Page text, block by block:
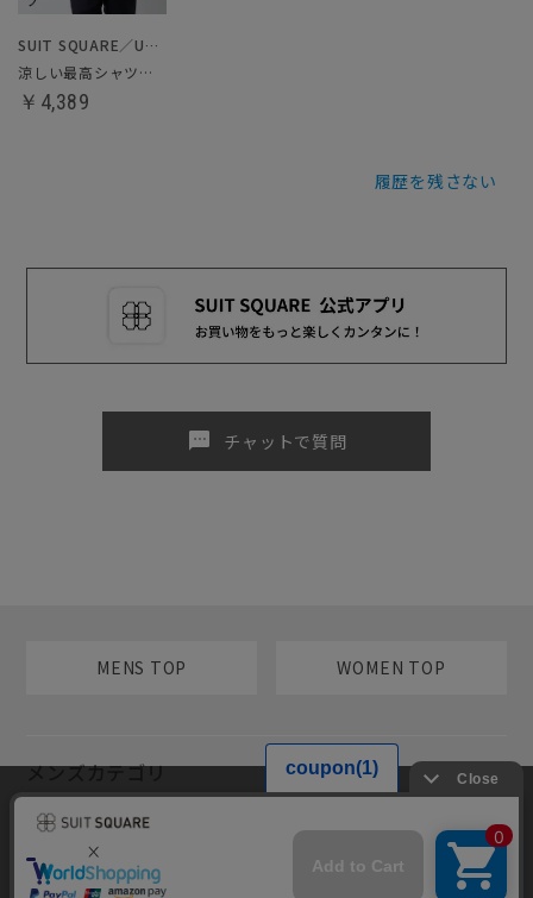
SUIT SQUARE／UNIVERSAL LANGUAGE
涼しい最高シャツ／ノンアイロンジャージードレスシャツ
￥4,389
履歴を残さない
sms チャットで質問
MENS TOP WOMEN TOP
メンズカテゴリ
レディースカテゴリ
当サイトでは利用体験の向上およびコンテンツの最適な提供、トラフィ
ックの分析を目的としてCookieを使用しています。サイトの閲覧を継続
された場合、Cookieの利用に同意したものといたします。詳細について